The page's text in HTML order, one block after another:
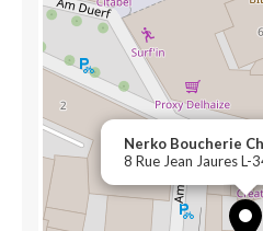
Nerko Boucherie
8 Rue Jean Jaures L-